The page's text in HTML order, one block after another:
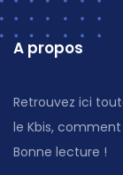
A propos
Retrouvez ici
le Kbis, comment
Bonne lecture !